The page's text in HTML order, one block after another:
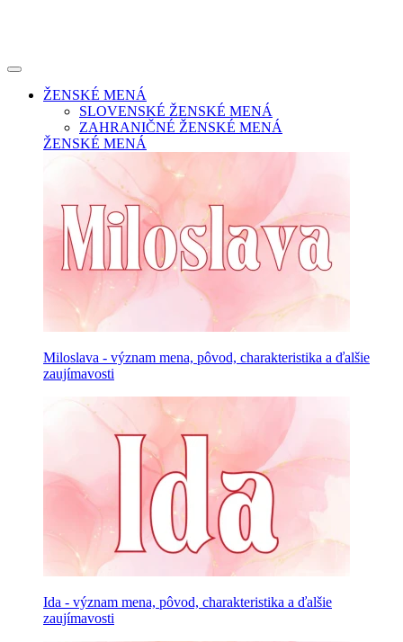
ŽENSKÉ MENÁ
SLOVENSKÉ ŽENSKÉ MENÁ
ZAHRANIČNÉ ŽENSKÉ MENÁ
ŽENSKÉ MENÁ
Miloslava - význam mena, pôvod, charakteristika a ďalšie
zaujímavosti
Ida - význam mena, pôvod, charakteristika a ďalšie
zaujímavosti